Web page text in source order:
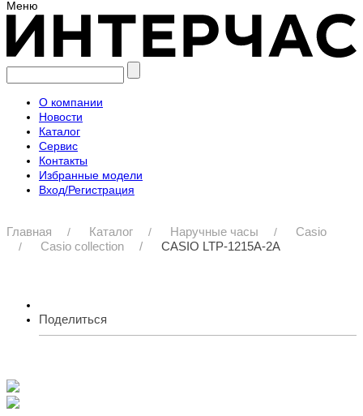
Меню
О компании
Новости
Каталог
Сервис
Контакты
Избранные модели
Вход/Регистрация
Главная Каталог Наручные часы
Casio
Casio collection
CASIO LTP-1215A-2A
Поделиться